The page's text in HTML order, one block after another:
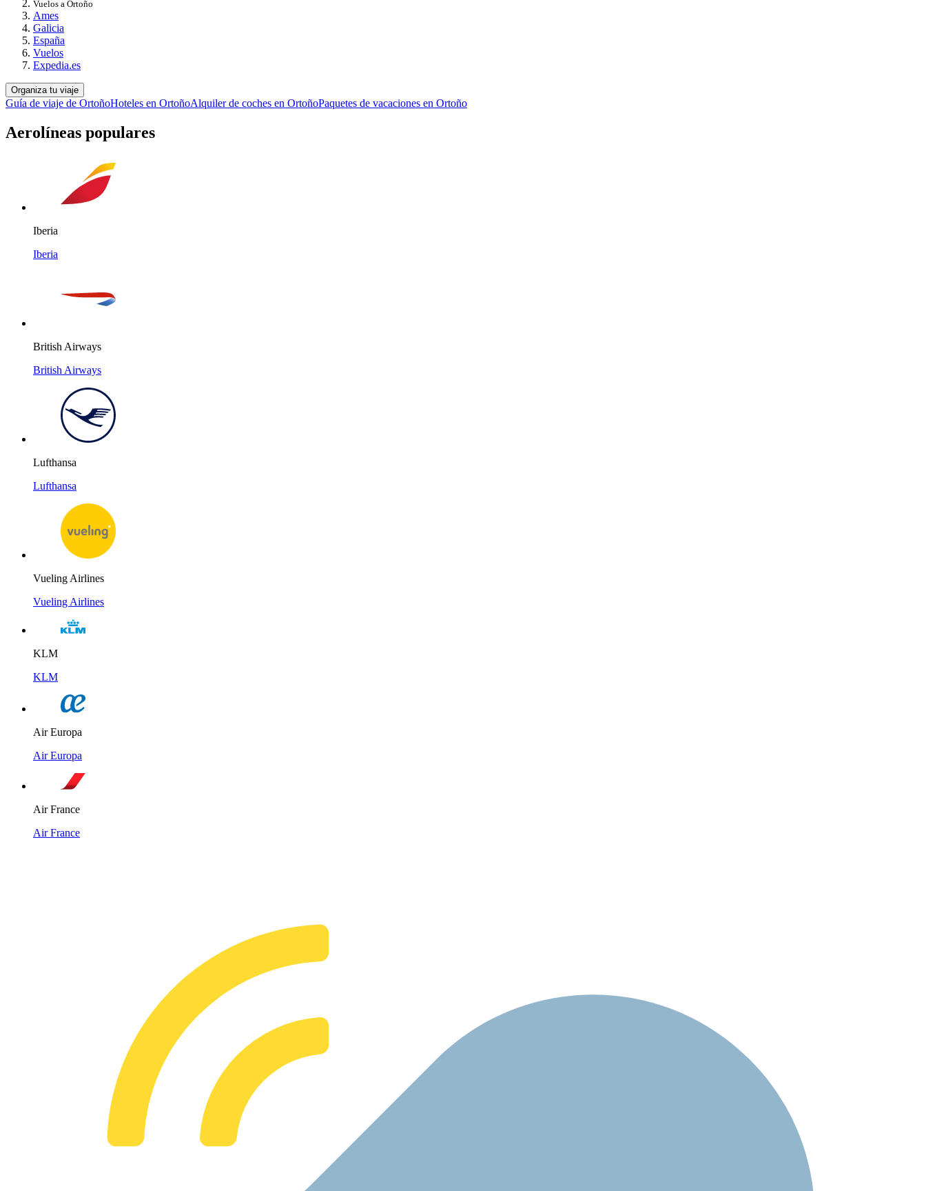
Vuelos a Ortoño
Ames
Galicia
España
Vuelos
Expedia.es
Organiza tu viaje
Guía de viaje de OrtoñoHoteles en OrtoñoAlquiler de coches en OrtoñoPaquetes de vacaciones en Ortoño
Aerolíneas populares
Iberia
Iberia
British Airways
British Airways
Lufthansa
Lufthansa
Vueling Airlines
Vueling Airlines
KLM
KLM
Air Europa
Air Europa
Air France
Air France